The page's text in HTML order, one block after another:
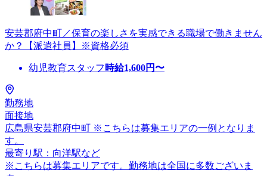
安芸郡府中町／保育の楽しさを実感できる職場で働きません
か？【派遣社員】※資格必須
幼児教育スタッフ 時給1,600円〜
勤務地
面接地
広島県安芸郡府中町 ※こちらは募集エリアの一例となりま
す。
最寄り駅：向洋駅など
※こちらは募集エリアです。勤務地は全国に多数ございま